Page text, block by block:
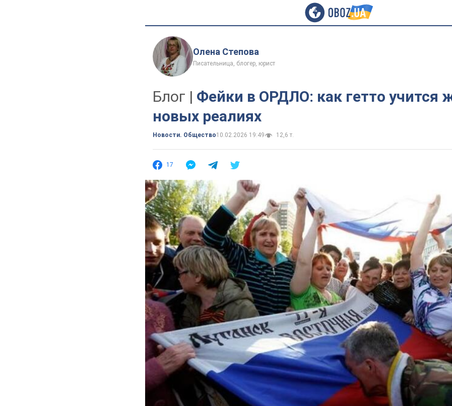
Олена Степова
Писательница, блогер, юрист
Блог | Фейки в ОРДЛО: как гетто учится
новых реалиях
Новости. Общество10.02.2026 19:49 12,6 т.
17